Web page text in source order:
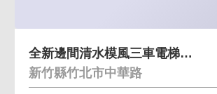
全新邊間清水模風三車電梯美墅
新竹縣竹北市中華路